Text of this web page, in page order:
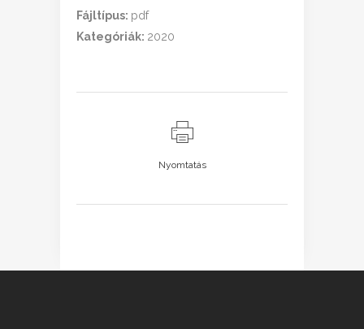
Fájltípus: pdf
Kategóriák: 2020
Nyomtatás